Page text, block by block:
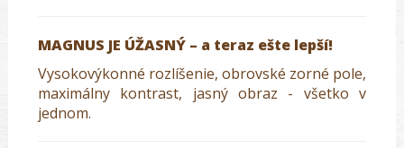
MAGNUS JE ÚŽASNÝ – a teraz ešte lepší!
Vysokovýkonné rozlíšenie, obrovské zorné pole,
maximálny kontrast, jasný obraz - všetko v
jednom.